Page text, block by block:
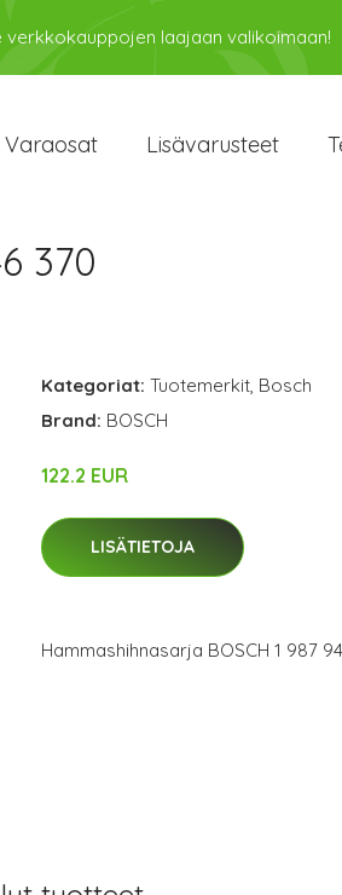
verkkokauppojen laajaan valikoimaan!
Varaosat Lisävarusteet
370
Kategoriat: Tuotemerkit, Bosch
Brand: BOSCH
122.2 EUR
LISÄTIETOJA
Hammashihnasarja BOSCH 1 987